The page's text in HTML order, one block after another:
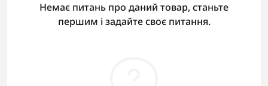
Немає питань про даний товар, станьте
першим і задайте своє питання.